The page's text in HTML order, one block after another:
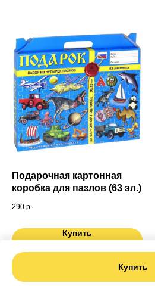
Купить
Подарочная картонная
коробка для пазлов (63 эл.)
290 р.
Купить